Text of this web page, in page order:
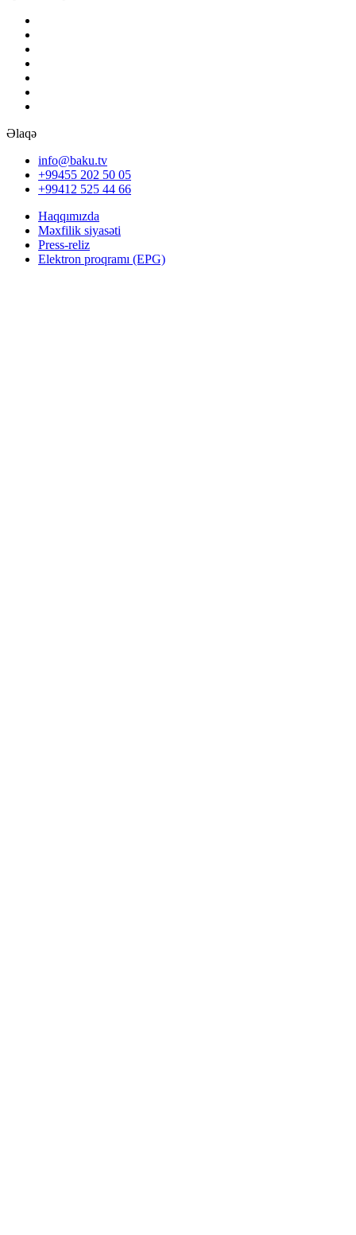
Əlaqə
info@baku.tv
+99455 202 50 05
+99412 525 44 66
Haqqımızda
Məxfilik siyasəti
Press-reliz
Elektron proqramı (EPG)